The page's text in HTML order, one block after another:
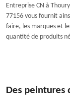
Entreprise CN à
77156 vous fournit
faire, les marques et
quantité de produits
Des